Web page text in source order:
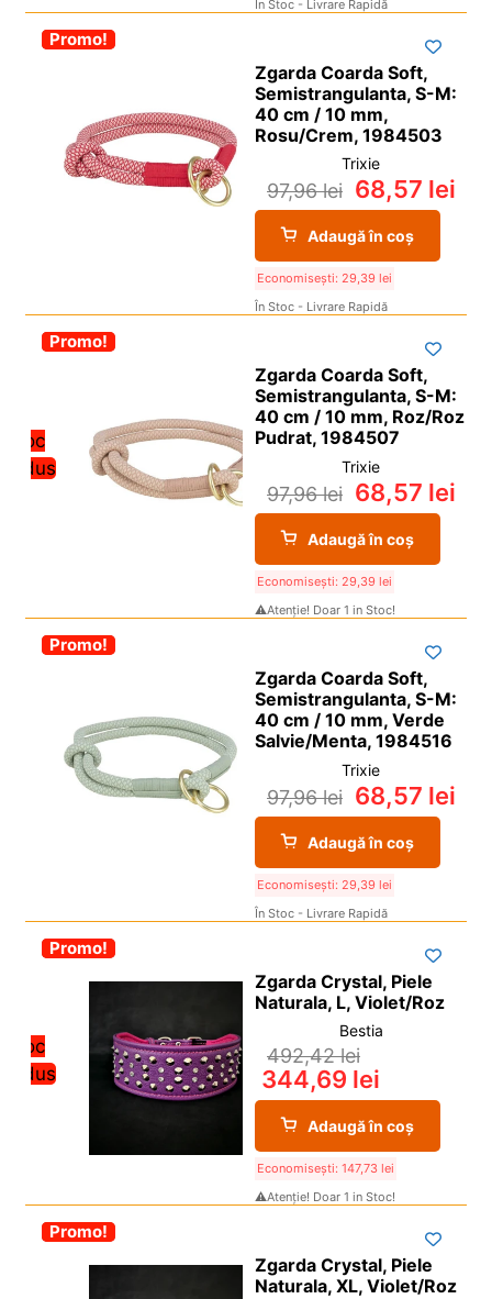
În Stoc - Livrare Rapidă
-30%
Promo!
Zgarda Coarda Soft,
Semistrangulanta, S-M:
40 cm / 10 mm,
Rosu/Crem, 1984503
Trixie
97,96lei 68,57 lei
Adaugă în coș
Economisești: 29,39 lei
În Stoc - Livrare Rapidă
Stoc
redus
-30%
Promo!
Zgarda Coarda Soft,
Semistrangulanta, S-M:
40 cm / 10 mm, Roz/Roz
Pudrat, 1984507
Trixie
97,96lei 68,57 lei
Adaugă în coș
Economisești: 29,39 lei
⚠️Atenție! Doar 1 in Stoc!
-30%
Promo!
Zgarda Coarda Soft,
Semistrangulanta, S-M:
40 cm / 10 mm, Verde
Salvie/Menta, 1984516
Trixie
97,96lei 68,57 lei
Adaugă în coș
Economisești: 29,39 lei
În Stoc - Livrare Rapidă
Stoc
redus
-30%
Promo!
Zgarda Crystal, Piele
Naturala, L, Violet/Roz
Bestia
492,42lei
344,69 lei
Adaugă în coș
Economisești: 147,73 lei
⚠️Atenție! Doar 1 in Stoc!
-30%
Promo!
Zgarda Crystal, Piele
Naturala, XL, Violet/Roz